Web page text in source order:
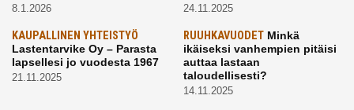
8.1.2026 24.11.2025
KAUPALLINEN YHTEISTYÖ
Lastentarvike Oy – Parasta
lapsellesi jo vuodesta 1967
21.11.2025
RUUHKAVUODETMinkä
ikäiseksi vanhempien pitäisi
auttaa lastaan
taloudellisesti?
14.11.2025